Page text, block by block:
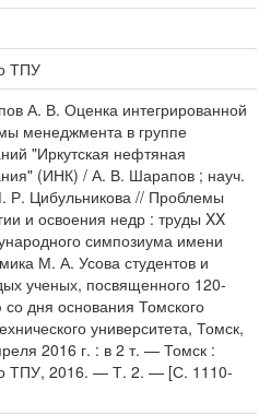
ТПУ
А. В. Оценка интегрированной
менеджмента в группе
"Иркутская нефтяная
(ИНК) / А. В. Шарапов ; науч.
Р. Цибульникова // Проблемы
и освоения недр : труды XX
симпозиума имени
М. А. Усова студентов и
ученых, посвященного 120-
дня основания Томского
университета, Томск,
2016 г. : в 2 т. — Томск :
ТПУ, 2016. — Т. 2. — [С. 1110-